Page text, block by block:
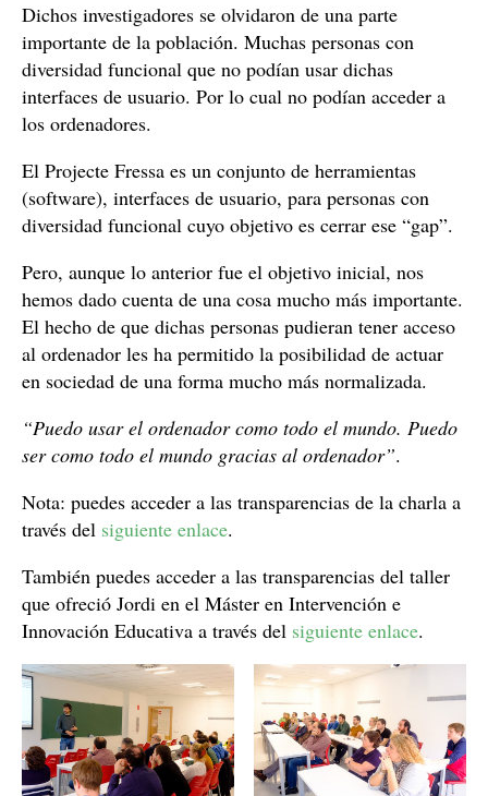
Dichos investigadores se olvidaron de una parte
importante de la población. Muchas personas con
diversidad funcional que no podían usar dichas
interfaces de usuario. Por lo cual no podían acceder a
los ordenadores.
El Projecte Fressa es un conjunto de herramientas
(software), interfaces de usuario, para personas con
diversidad funcional cuyo objetivo es cerrar ese “gap”.
Pero, aunque lo anterior fue el objetivo inicial, nos
hemos dado cuenta de una cosa mucho más importante.
El hecho de que dichas personas pudieran tener acceso
al ordenador les ha permitido la posibilidad de actuar
en sociedad de una forma mucho más normalizada.
“Puedo usar el ordenador como todo el mundo. Puedo
ser como todo el mundo gracias al ordenador”.
Nota: puedes acceder a las transparencias de la charla a
través del siguiente enlace.
También puedes acceder a las transparencias del taller
que ofreció Jordi en el Máster en Intervención e
Innovación Educativa a través del siguiente enlace.